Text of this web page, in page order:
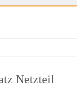
Netzteil